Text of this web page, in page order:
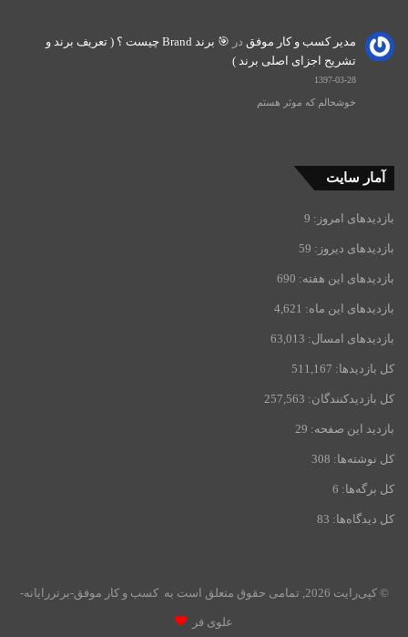
مدیر کسب و کار موفق در
🎯 برند Brand چیست ؟ ( تعریف برند و
تشریح اجزای اصلی برند )
1397-03-28
خوشحالم که موثر هستم
آمار سایت
بازدیدهای امروز: 9
بازدیدهای دیروز: 59
بازدیدهای این هفته: 690
بازدیدهای این ماه: 4,621
بازدیدهای امسال: 63,013
کل بازدیدها: 511,167
کل بازدیدکنند‌گان: 257,563
بازدید این صفحه: 29
کل نوشته‌ها: 308
کل برگه‌ها: 6
کل دیدگاه‌ها: 83
© کپی‌رایت 2026, تمامی حقوق متعلق است به کسب و کار موفق-برتررایانه-
علوی فر